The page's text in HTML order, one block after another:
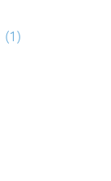
(1)